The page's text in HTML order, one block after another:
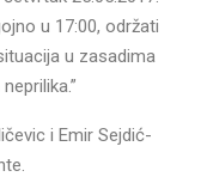
u 17:00, održati
u zasadima
i Emir Sejdić-